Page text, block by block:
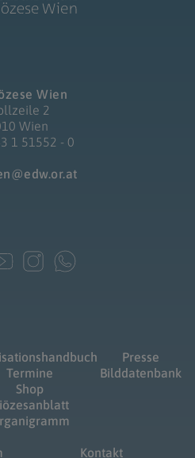
Wien
2
Wien
1 51552 - 0
Termine
Shop
Presse
Bilddatenbank
Kontakt